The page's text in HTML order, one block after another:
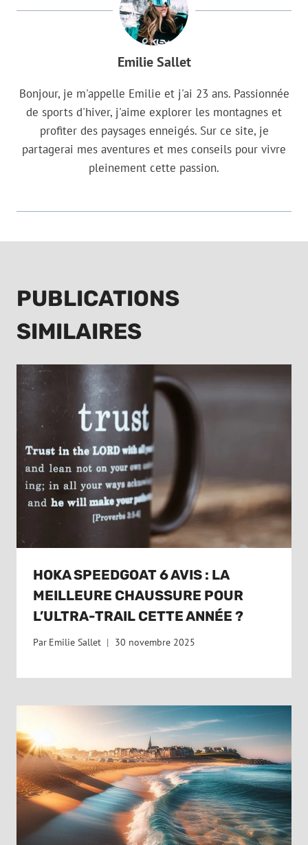
Emilie Sallet
Bonjour, je m'appelle Emilie et j'ai 23 ans. Passionnée
de sports d'hiver, j'aime explorer les montagnes et
profiter des paysages enneigés. Sur ce site, je
partagerai mes aventures et mes conseils pour vivre
pleinement cette passion.
PUBLICATIONS
SIMILAIRES
HOKA SPEEDGOAT 6 AVIS : LA
MEILLEURE CHAUSSURE POUR
L’ULTRA-TRAIL CETTE ANNÉE ?
Par Emilie Sallet 30 novembre 2025